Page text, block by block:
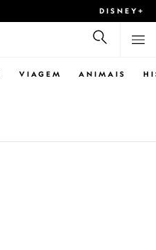
DISNEY+
VIAGEM ANIMAIS